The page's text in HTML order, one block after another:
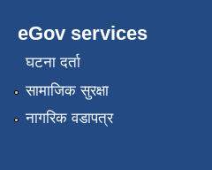
eGov services
घटना दर्ता
सामाजिक सुरक्षा
नागरिक वडापत्र